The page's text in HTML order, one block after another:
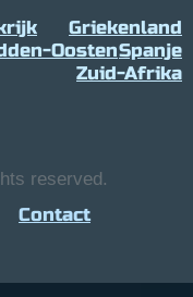
Griekenland
OostenSpanje
Zuid-Afrika
reserved.
Contact